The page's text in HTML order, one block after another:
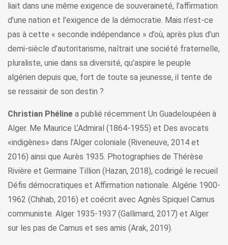
liait dans une même exigence de souveraineté, l’affirmation
d’une nation et l’exigence de la démocratie. Mais n’est-ce
pas à cette « seconde indépendance » d’où, après plus d’un
demi-siècle d’autoritarisme, naîtrait une société fraternelle,
pluraliste, unie dans sa diversité, qu’aspire le peuple
algérien depuis que, fort de toute sa jeunesse, il tente de
se ressaisir de son destin ?
Christian Phéline a publié récemment Un Guadeloupéen à
Alger. Me Maurice L’Admiral (1864-1955) et Des avocats
«indigènes» dans l’Alger coloniale (Riveneuve, 2014 et
2016) ainsi que Aurès 1935. Photographies de Thérèse
Rivière et Germaine Tillion (Hazan, 2018), codirigé le recueil
Défis démocratiques et Affirmation nationale. Algérie 1900-
1962 (Chihab, 2016) et coécrit avec Agnès Spiquel Camus
communiste. Alger 1935-1937 (Gallimard, 2017) et Alger
sur les pas de Camus et ses amis (Arak, 2019).